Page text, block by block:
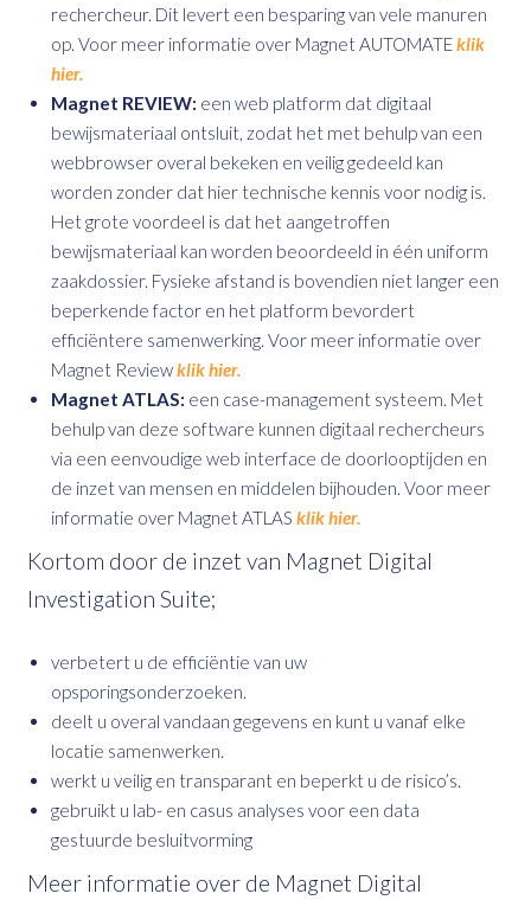
rechercheur. Dit levert een besparing van vele manuren
op. Voor meer informatie over Magnet AUTOMATEklik
hier.
Magnet REVIEW: een web platform dat digitaal
bewijsmateriaal ontsluit, zodat het met behulp van een
webbrowser overal bekeken en veilig gedeeld kan
worden zonder dat hier technische kennis voor nodig is.
Het grote voordeel is dat het aangetroffen
bewijsmateriaal kan worden beoordeeld in één uniform
zaakdossier. Fysieke afstand is bovendien niet langer een
beperkende factor en het platform bevordert
efficiëntere samenwerking. Voor meer informatie over
Magnet Reviewklik hier.
Magnet ATLAS: een case-management systeem. Met
behulp van deze software kunnen digitaal rechercheurs
via een eenvoudige web interface de doorlooptijden en
de inzet van mensen en middelen bijhouden. Voor meer
informatie over Magnet ATLAS klik hier.
Kortom door de inzet van Magnet Digital
Investigation Suite;
verbetert u de efficiëntie van uw
opsporingsonderzoeken.
deelt u overal vandaan gegevens en kunt u vanaf elke
locatie samenwerken.
werkt u veilig en transparant en beperkt u de risico’s.
gebruikt u lab- en casus analyses voor een data
gestuurde besluitvorming
Meer informatie over de Magnet Digital